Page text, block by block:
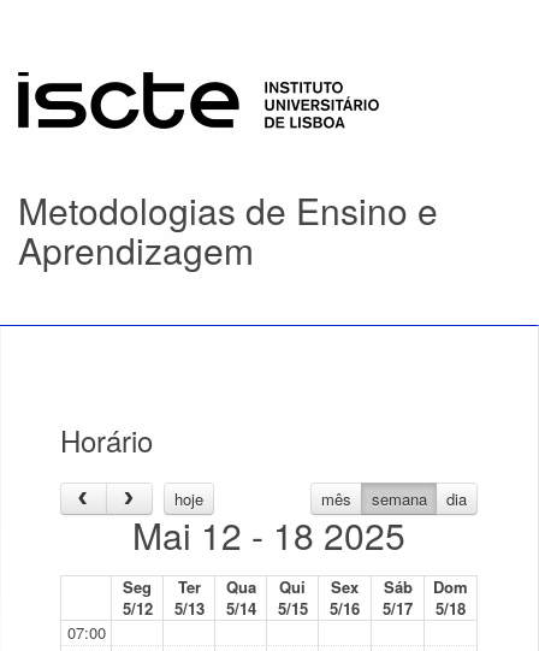
Metodologias de Ensino e
Aprendizagem
Horário
hoje mês semana dia
Mai 12 - 18 2025
Seg
5/12
Ter
5/13
Qua
5/14
Qui
5/15
Sex
5/16
Sáb
5/17
Dom
5/18
07:00